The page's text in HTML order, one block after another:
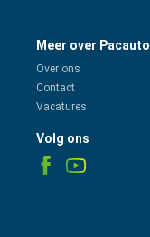
Meer over Pacauto
Over ons
Contact
Vacatures
Volg ons